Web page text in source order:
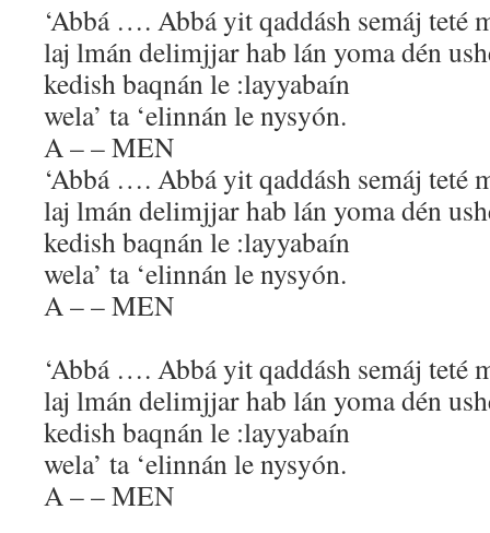
‘Abbá …. Abbá yit qaddásh semáj teté
laj lmán delimjjar hab lán yoma dén
kedish baqnán le :layyabaín
wela’ ta ‘elinnán le nysyón.
A – – MEN
‘Abbá …. Abbá yit qaddásh semáj teté
laj lmán delimjjar hab lán yoma dén
kedish baqnán le :layyabaín
wela’ ta ‘elinnán le nysyón.
A – – MEN
‘Abbá …. Abbá yit qaddásh semáj teté
laj lmán delimjjar hab lán yoma dén
kedish baqnán le :layyabaín
wela’ ta ‘elinnán le nysyón.
A – – MEN